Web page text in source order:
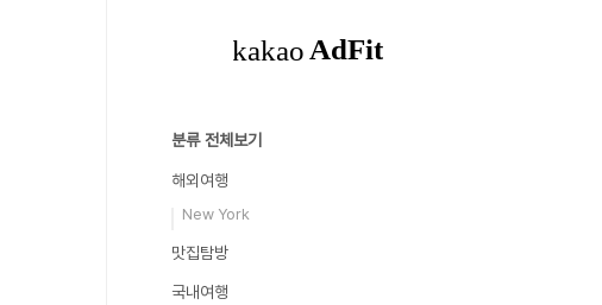
분류 전체보기
해외여행
New York
맛집탐방
국내여행